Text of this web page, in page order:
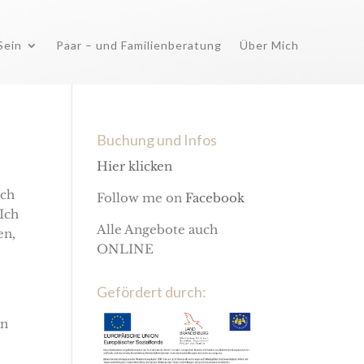
Paar – und Familienberatung Über Mich
Buchung und Infos
Hier klicken
Follow me onFacebook
Alle Angebote auch
ONLINE
Gefördert durch: